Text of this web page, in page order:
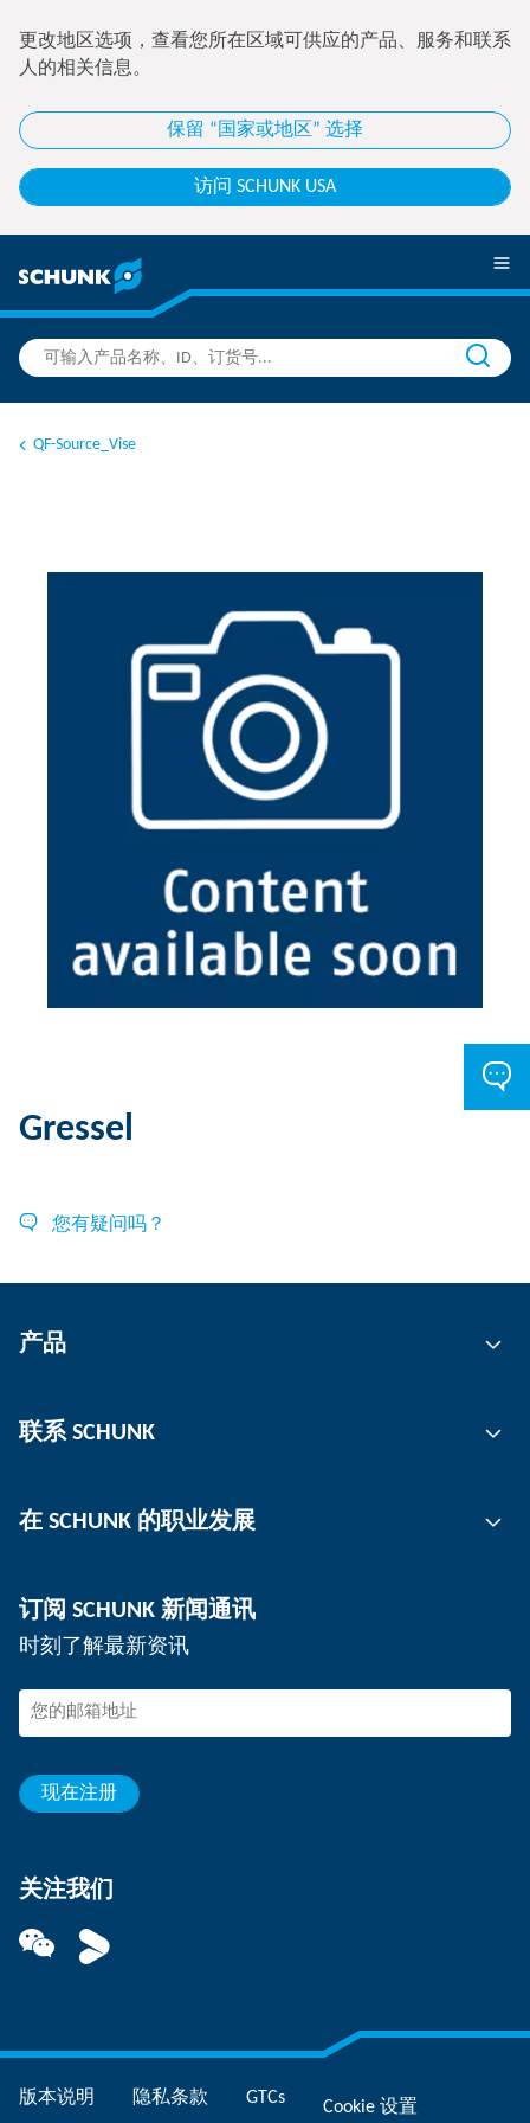
更改地区选项，查看您所在区域可供应的产品、服务和联系
人的相关信息。
保留 “国家或地区” 选择
访问 SCHUNK USA
QF-Source_Vise
Gressel
您有疑问吗？
产品
抓取技术
工件夹持
联系 SCHUNK
工作地点
活动
SCHUNK – 检举系统
在 SCHUNK 的职业发展
在 SCHUNK 工作
年轻的专业人员
见习生
订阅 SCHUNK 新闻通讯
时刻了解最新资讯
现在注册
关注我们
版本说明 隐私条款 GTCs Cookie 设置